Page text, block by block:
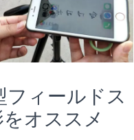
フィールドス
オススメ